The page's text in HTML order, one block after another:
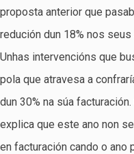
proposta anterior que
redución dun 18% nos
Unhas intervencións que
pola que atravesa a
dun 30% na súa
explica que este ano non
en facturación cando o ano